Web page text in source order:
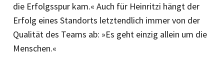
die Erfolgsspur kam.« Auch für Heinritzi hängt der
Erfolg eines Standorts letztendlich immer von der
Qualität des Teams ab: »Es geht einzig allein um die
Menschen.«